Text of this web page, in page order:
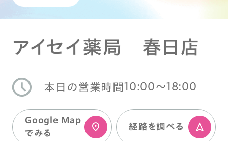
アイセイ薬局 春日店
本日の営業時間10:00〜18:00
Google Map
でみる
経路を調べる